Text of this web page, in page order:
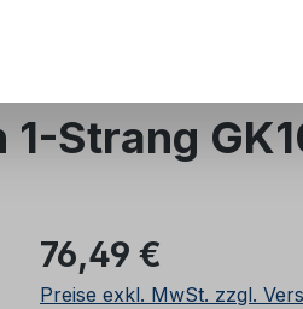
Strang
Regulärer Preis:
76,49 €
Preise exkl. MwSt. zzgl.